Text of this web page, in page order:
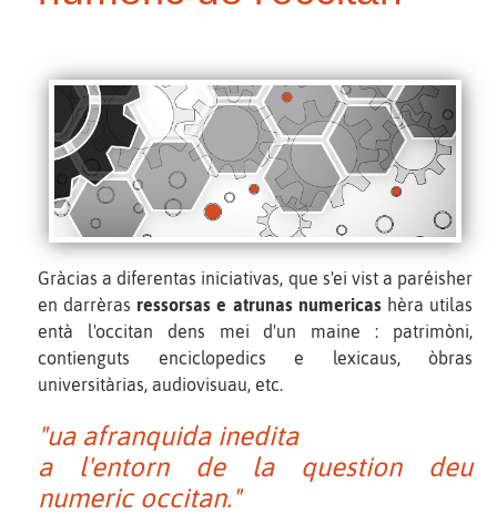
Gràcias a diferentas iniciativas, que s'ei vist a paréisher
en darrèras ressorsas e atrunas numericashèra utilas
entà l'occitan dens mei d'un maine : patrimòni,
contienguts enciclopedics e lexicaus, òbras
universitàrias, audiovisuau, etc.
"ua afranquida inedita
a l'entorn de la question deu
numeric occitan."